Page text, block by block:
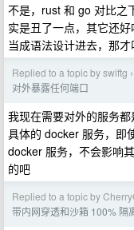
不是，rust 和 go 对比之
实是丑了一点，其它还
当成语法设计进去，那
Replied to a topic by swiftg ›
对外暴露任何端口
我现在需要对外的服务
具体的 docker 服务，即
docker 服务，不会影响
的吧
Replied to a topic by
带内网穿透和沙箱 100% 隔